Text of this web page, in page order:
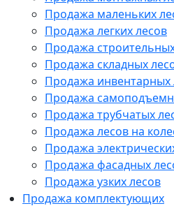
Продажа маленьких
Продажа легких лесов
Продажа
Продажа складных
Продажа инвентарных
Продажа
Продажа трубчатых
Продажа лесов на
Продажа
Продажа фасадных
Продажа узких лесов
Продажа комплектующих